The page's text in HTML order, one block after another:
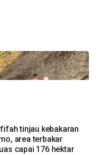
tinjau kebakaran
area terbakar
capai 176 hektar